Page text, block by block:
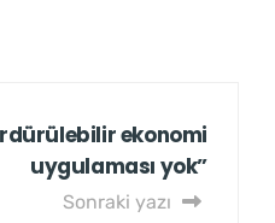
ekonomi
uygulaması yok”
Sonraki yazı